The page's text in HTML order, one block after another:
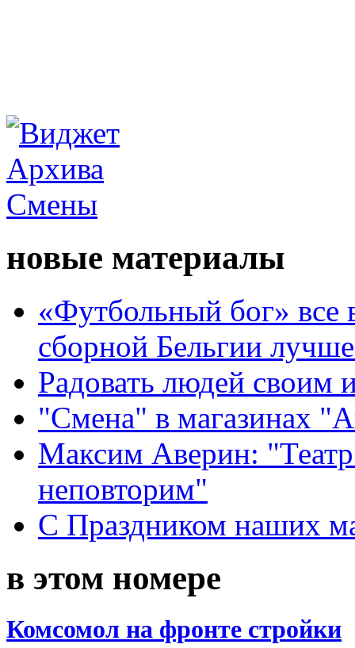
новые материалы
«Футбольный бог» все
сборной Бельгии
Радовать людей своим
"Смена" в магазинах
Максим Аверин:
неповторим"
С Праздником наших
в этом номере
Комсомол на фронте стройки